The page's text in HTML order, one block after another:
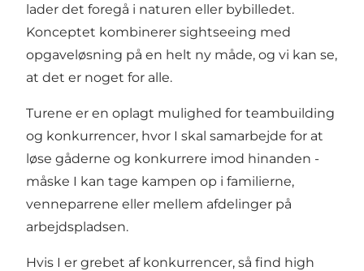
lader det foregå i naturen eller bybilledet.
Konceptet kombinerer sightseeing med
opgaveløsning på en helt ny måde, og vi kan se,
at det er noget for alle.
Turene er en oplagt mulighed for teambuilding
og konkurrencer, hvor I skal samarbejde for at
løse gåderne og konkurrere imod hinanden -
måske I kan tage kampen op i familierne,
venneparrene eller mellem afdelinger på
arbejdspladsen.
Hvis I er grebet af konkurrencer, så find high